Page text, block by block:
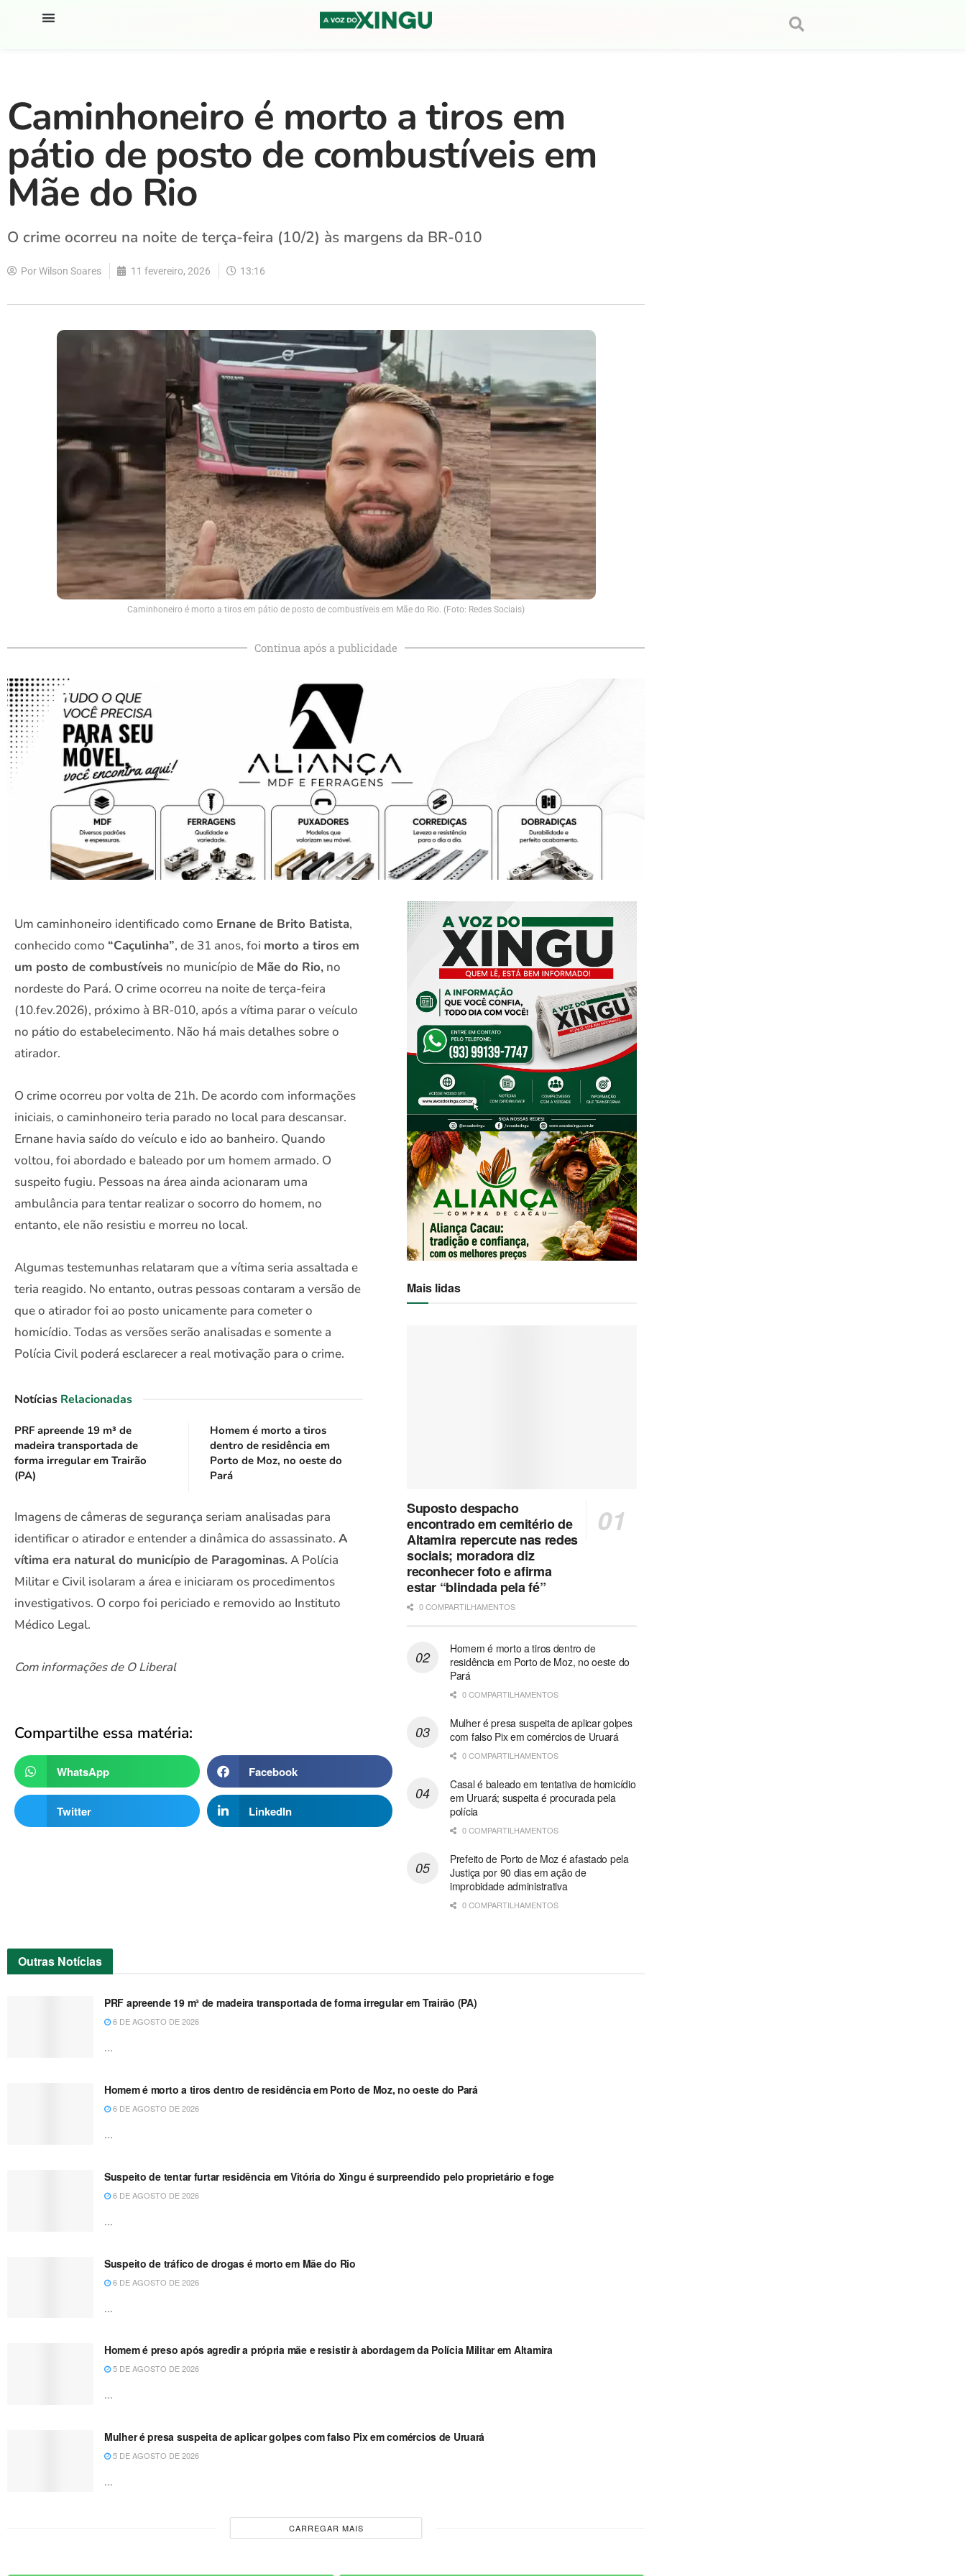
Caminhoneiro é morto a tiros em
pátio de posto de combustíveis em
Mãe do Rio
O crime ocorreu na noite de terça-feira (10/2) às margens da BR-010
PorWilson Soares 11 fevereiro, 2026 13:16
Caminhoneiro é morto a tiros em pátio de posto de combustíveis em Mãe do Rio. (Foto: Redes Sociais)
Continua após a publicidade
Um caminhoneiro identificado como Ernane de Brito Batista,
conhecido como “Caçulinha”, de 31 anos, foi morto a tiros em
um posto de combustíveis no município de Mãe do Rio, no
nordeste do Pará. O crime ocorreu na noite de terça-feira
(10.fev.2026), próximo à BR-010, após a vítima parar o veículo
no pátio do estabelecimento. Não há mais detalhes sobre o
atirador.
O crime ocorreu por volta de 21h. De acordo com informações
iniciais, o caminhoneiro teria parado no local para descansar.
Ernane havia saído do veículo e ido ao banheiro. Quando
voltou, foi abordado e baleado por um homem armado. O
suspeito fugiu. Pessoas na área ainda acionaram uma
ambulância para tentar realizar o socorro do homem, no
entanto, ele não resistiu e morreu no local.
Algumas testemunhas relataram que a vítima seria assaltada e
teria reagido. No entanto, outras pessoas contaram a versão de
que o atirador foi ao posto unicamente para cometer o
homicídio. Todas as versões serão analisadas e somente a
Polícia Civil poderá esclarecer a real motivação para o crime.
Notícias Relacionadas
PRF apreende 19 m³ de
madeira transportada de
forma irregular em Trairão
(PA)
Homem é morto a tiros
dentro de residência em
Porto de Moz, no oeste do
Pará
Imagens de câmeras de segurança seriam analisadas para
identificar o atirador e entender a dinâmica do assassinato. A
vítima era natural do município de Paragominas.A Polícia
Militar e Civil isolaram a área e iniciaram os procedimentos
investigativos. O corpo foi periciado e removido ao Instituto
Médico Legal.
Com informações de O Liberal
Compartilhe essa matéria:
WhatsApp Facebook
Twitter LinkedIn
Mais lidas
Suposto despacho
encontrado em cemitério de
Altamira repercute nas redes
sociais; moradora diz
reconhecer foto e afirma
estar “blindada pela fé”
0 COMPARTILHAMENTOS
Homem é morto a tiros dentro de
residência em Porto de Moz, no oeste do
Pará
0 COMPARTILHAMENTOS
Mulher é presa suspeita de aplicar golpes
com falso Pix em comércios de Uruará
0 COMPARTILHAMENTOS
Casal é baleado em tentativa de homicídio
em Uruará; suspeita é procurada pela
polícia
0 COMPARTILHAMENTOS
Prefeito de Porto de Moz é afastado pela
Justiça por 90 dias em ação de
improbidade administrativa
0 COMPARTILHAMENTOS
Outras Notícias
PRF apreende 19 m³ de madeira transportada de forma irregular em Trairão (PA)
6 DE AGOSTO DE 2026
...
Homem é morto a tiros dentro de residência em Porto de Moz, no oeste do Pará
6 DE AGOSTO DE 2026
...
Suspeito de tentar furtar residência em Vitória do Xingu é surpreendido pelo proprietário e foge
6 DE AGOSTO DE 2026
...
Suspeito de tráfico de drogas é morto em Mãe do Rio
6 DE AGOSTO DE 2026
...
Homem é preso após agredir a própria mãe e resistir à abordagem da Polícia Militar em Altamira
5 DE AGOSTO DE 2026
...
Mulher é presa suspeita de aplicar golpes com falso Pix em comércios de Uruará
5 DE AGOSTO DE 2026
...
CARREGAR MAIS